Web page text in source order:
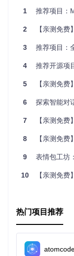
下拉手势可隐藏
精心设计的动
画。
配备发送和接收
通过源代码导入
文件夹添
就可以轻松创建
良好的可定制性
决方案，那么这
1 推荐项目：
2 【亲测免费】
3 推荐项目：
4 推荐开源项目：
5 【亲测免费】
6 探索智能对
7 【亲测免费】
8 【亲测免
9 表情包工坊
10 【亲测免费
热门项目推荐